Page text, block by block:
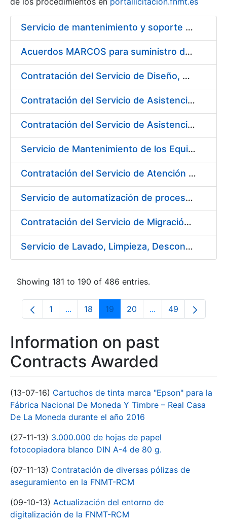
Show/Hide
Servicio de mantenimiento y soporte Sistema SIEM
Acuerdos MARCOS para suministro de material de ferretería
Contratación del Servicio de Diseño, Construcción, Montaje y Desmontaje de Stands para diferentes Ferias y Jornadas Nacionales e Internacionales
Contratación del Servicio de Asistencia Técnica en Obras Menores para Fábrica de Papel
Contratación del Servicio de Asistencia Técnica Mecánica para Fábrica de Papel de Burgos
Servicio de Mantenimiento de los Equipos de Transporte de Cargas y Elevación para Fábrica de Papel
Contratación del Servicio de Atención al Público en la Tienda del Museo Casa de la Moneda, de la Fábrica Nacional de Moneda y Timbre-Real Casa de la Moneda
Servicio de automatización de procesos, de la Fábrica Nacional de Moneda y Timbre-Real Casa de la Moneda
Contratación del Servicio de Migración del Sistema ACSFE a Opentext
Servicio de Lavado, Limpieza, Descontaminación y Desinfección de la Ropa de Trabajo del Personal de la FNMT-RCM
Showing 181 to 190 of 486 entries.
Page
1 ...Intermediate Pages Use TAB to navigate.
Page
18 Page
19 Page
20 ...Intermediate
Page
49
Information on past
Contracts Awarded
(13-07-16) Cartuchos de tinta marca "Epson" para la
Fábrica Nacional De Moneda Y Timbre – Real Casa
De La Moneda durante el año 2016
(27-11-13) 3.000.000 de hojas de papel
fotocopiadora blanco DIN A-4 de 80 g.
(07-11-13) Contratación de diversas pólizas de
aseguramiento en la FNMT-RCM
(09-10-13) Actualización del entorno de
digitalización de la FNMT-RCM